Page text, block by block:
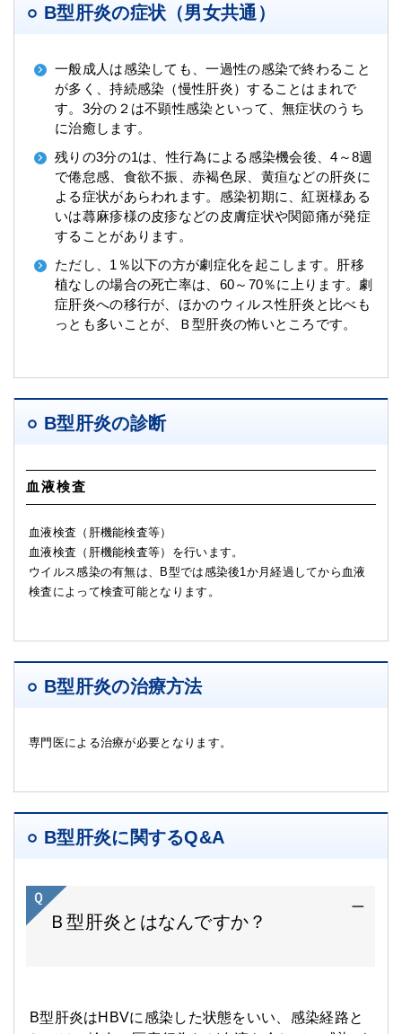
B型肝炎の症状（男女共通）
一般成人は感染しても、一過性の感染で終わること
が多く、持続感染（慢性肝炎）することはまれで
す。3分の２は不顕性感染といって、無症状のうち
に治癒します。
残りの3分の1は、性行為による感染機会後、4～8週
で倦怠感、食欲不振、赤褐色尿、黄疸などの肝炎に
よる症状があらわれます。感染初期に、紅斑様ある
いは蕁麻疹様の皮疹などの皮膚症状や関節痛が発症
することがあります。
ただし、1％以下の方が劇症化を起こします。肝移
植なしの場合の死亡率は、60～70％に上ります。劇
症肝炎への移行が、ほかのウィルス性肝炎と比べも
っとも多いことが、Ｂ型肝炎の怖いところです。
B型肝炎の診断
血液検査
血液検査（肝機能検査等）
血液検査（肝機能検査等）を行います。
ウイルス感染の有無は、B型では感染後1か月経過してから血液
検査によって検査可能となります。
B型肝炎の治療方法
専門医による治療が必要となります。
B型肝炎に関するQ&A
Ｂ型肝炎とはなんですか？
B型肝炎はHBVに感染した状態をいい、感染経路と